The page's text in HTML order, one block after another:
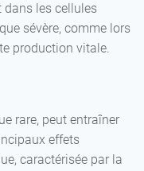
dans les cellules
sévère, comme lors
production vitale.
rare, peut entraîner
effets
caractérisée par la